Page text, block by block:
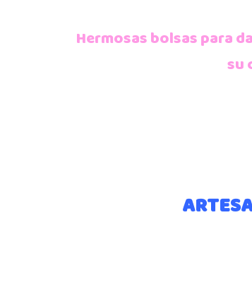
Hermosas bolsas para
su